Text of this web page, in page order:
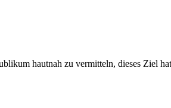
hautnah zu vermitteln, dieses Ziel